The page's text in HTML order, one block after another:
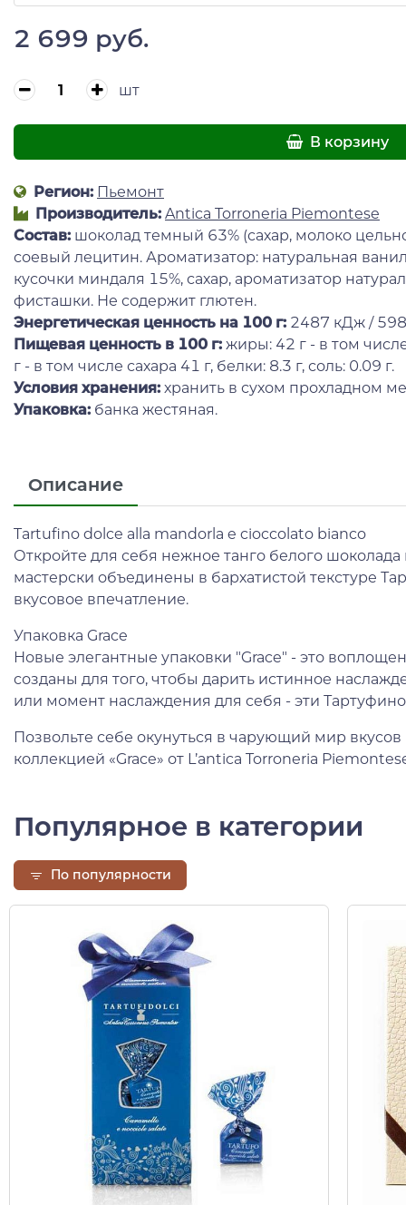
2 699 руб.
шт
В корзину
Регион: Пьемонт
Производитель: Antica Torroneria Piemontese
Состав: шоколад темный 63% (сахар, молоко
соевый лецитин. Ароматизатор: натуральная
кусочки миндаля 15%, сахар, ароматизатор
фисташки. Не содержит глютен.
Энергетическая ценность на 100 г: 2487 кДж /
Пищевая ценность в 100 г: жиры: 42 г - в том
г - в том числе сахара 41 г, белки: 8.3 г, соль: 0.09 г.
Условия хранения: хранить в сухом прохладном
Упаковка: банка жестяная.
Описание
Tartufino dolce alla mandorla e cioccolato bianco
Откройте для себя нежное танго белого
мастерски объединены в бархатистой текстуре
вкусовое впечатление.
Упаковка Grace
Новые элегантные упаковки "Grace" - это
созданы для того, чтобы дарить истинное
или момент наслаждения для себя - эти
Позвольте себе окунуться в чарующий мир вкусов
коллекцией «Grace» от L’antica Torroneria
Популярное в категории
По популярности